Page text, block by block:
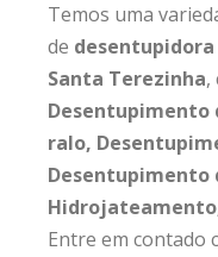
Temos uma
de
Santa Terezinha,
Desentupimento
ralo,
Desentupimento
Entre em contado